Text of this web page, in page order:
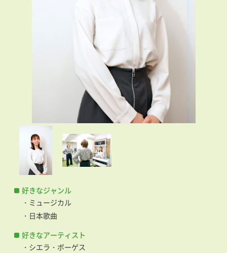
好きなジャンル
・ミュージカル
・日本歌曲
好きなアーティスト
・シエラ・ボーゲス